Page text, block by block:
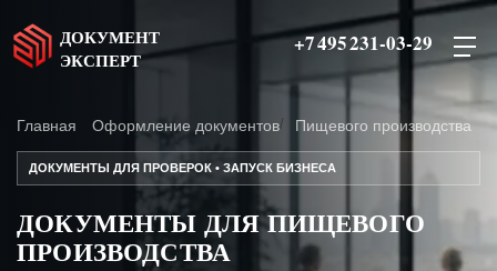
ДОКУМЕНТ
ЭКСПЕРТ
+7 495 231-03-29
Главная Оформление документов Пищевого производства
ДОКУМЕНТЫ ДЛЯ ПРОВЕРОК • ЗАПУСК БИЗНЕСА
ДОКУМЕНТЫ ДЛЯ ПИЩЕВОГО
ПРОИЗВОДСТВА